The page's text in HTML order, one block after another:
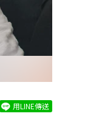
用LINE傳送